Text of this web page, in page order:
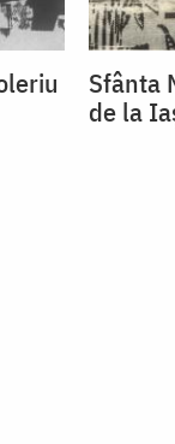
Sfânta
de la